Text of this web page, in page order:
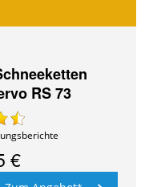
RS 73
€